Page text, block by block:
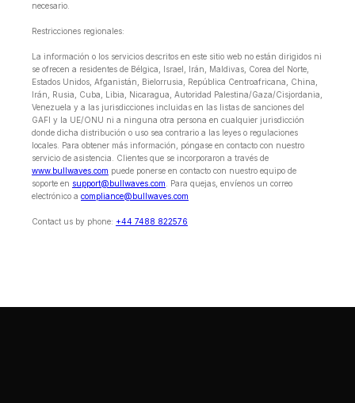
necesario.
Restricciones regionales:
La información o los servicios descritos en este sitio web no están dirigidos ni
se ofrecen a residentes de Bélgica, Israel, Irán, Maldivas, Corea del Norte,
Estados Unidos, Afganistán, Bielorrusia, República Centroafricana, China,
Irán, Rusia, Cuba, Libia, Nicaragua, Autoridad Palestina/Gaza/Cisjordania,
Venezuela y a las jurisdicciones incluidas en las listas de sanciones del
GAFI y la UE/ONU ni a ninguna otra persona en cualquier jurisdicción
donde dicha distribución o uso sea contrario a las leyes o regulaciones
locales. Para obtener más información, póngase en contacto con nuestro
servicio de asistencia. Clientes que se incorporaron a través de
www.bullwaves.com puede ponerse en contacto con nuestro equipo de
soporte en support@bullwaves.com . Para quejas, envíenos un correo
electrónico a compliance@bullwaves.com
Contact us by phone: +44 7488 822576